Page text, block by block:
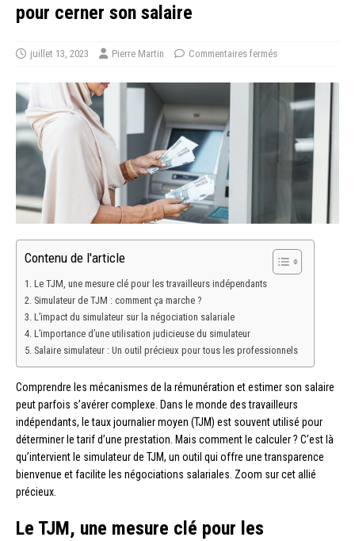
pour cerner son salaire
juillet 13, 2023 Pierre Martin Commentaires fermés
Contenu de l'article
Le TJM, une mesure clé pour les travailleurs indépendants
Simulateur de TJM : comment ça marche ?
L’impact du simulateur sur la négociation salariale
L’importance d’une utilisation judicieuse du simulateur
Salaire simulateur : Un outil précieux pour tous les professionnels
Comprendre les mécanismes de la rémunération et estimer son salaire
peut parfois s’avérer complexe. Dans le monde des travailleurs
indépendants, le taux journalier moyen (TJM) est souvent utilisé pour
déterminer le tarif d’une prestation. Mais comment le calculer ? C’est là
qu’intervient le simulateur de TJM, un outil qui offre une transparence
bienvenue et facilite les négociations salariales. Zoom sur cet allié
précieux.
Le TJM, une mesure clé pour les